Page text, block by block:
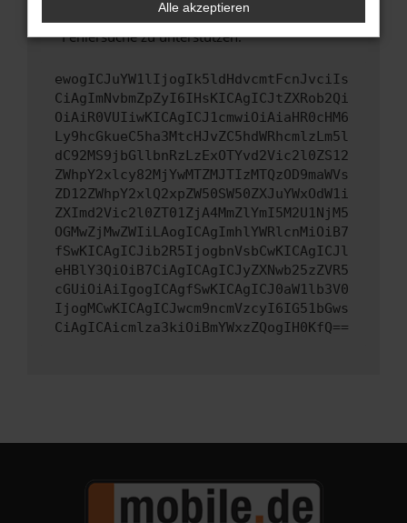
uns diesen Text schicken, um uns bei der
Fehlersuche zu unterstützen:
ewogICJuYW1lIjogIk5ldHdvcmtFcnJvciIs
CiAgImNvbmZpZyI6IHsKICAgICJtZXRob2Qi
OiAiR0VUIiwKICAgICJ1cmwiOiAiaHR0cHM6
Ly9hcGkueC5ha3MtcHJvZC5hdWRhcmlzLm5l
dC92MS9jbGllbnRzLzExOTYvd2Vic2l0ZS12
ZWhpY2xlcy82MjYwMTZMJTIzMTQzOD9maWVs
ZD12ZWhpY2xlQ2xpZW50SW50ZXJuYWxOdW1i
ZXImd2Vic2l0ZT01ZjA4MmZlYmI5M2U1NjM5
OGMwZjMwZWIiLAogICAgImhlYWRlcnMiOiB7
fSwKICAgICJib2R5IjogbnVsbCwKICAgICJl
eHBlY3QiOiB7CiAgICAgICJyZXNwb25zZVR5
cGUiOiAiIgogICAgfSwKICAgICJ0aW1lb3V0
IjogMCwKICAgICJwcm9ncmVzcyI6IG51bGws
CiAgICAicmlza3kiOiBmYWxzZQogIH0KfQ==
Alle akzeptieren